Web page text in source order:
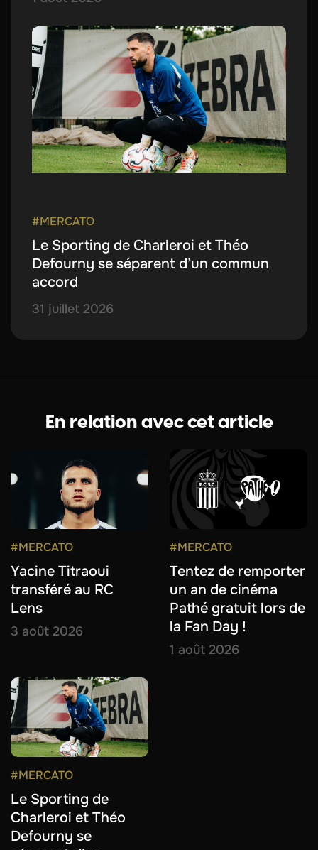
#MERCATO
Le Sporting de Charleroi et Théo
Defourny se séparent d’un commun
accord
31 juillet 2026
En relation avec cet article
#MERCATO
Yacine Titraoui
transféré au RC
Lens
3 août 2026
#MERCATO
Tentez de remporter
un an de cinéma
Pathé gratuit lors de
la Fan Day !
1 août 2026
#MERCATO
Le Sporting de
Charleroi et Théo
Defourny se